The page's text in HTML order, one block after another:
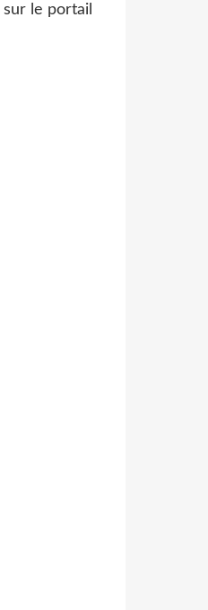
sur le portail